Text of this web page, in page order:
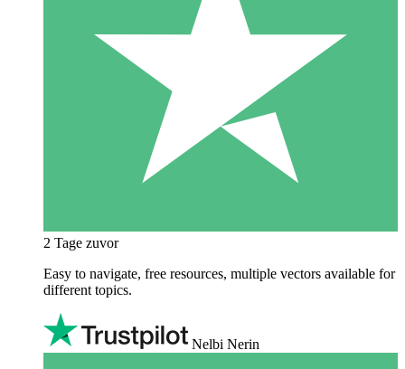
2 Tage zuvor
Easy to navigate, free resources, multiple vectors available for
different topics.
Nelbi Nerin